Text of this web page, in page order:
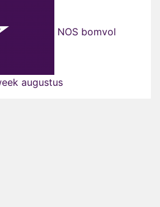
NOS bomvol
augustus